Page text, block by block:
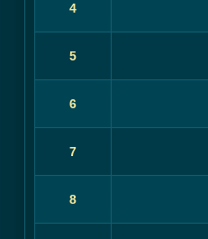
4
5
6
7
8